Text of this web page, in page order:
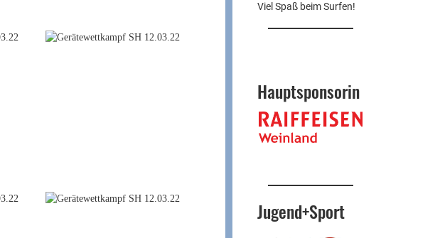
Viel Spaß beim Surfen!
Hauptsponsorin
Jugend+Sport